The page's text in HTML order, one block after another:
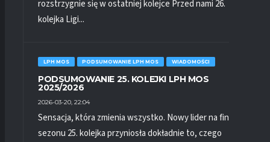
rozstrzygnie się w ostatniej kolejce Przed nami 26.
kolejka Ligi...
LPH MOS PODSUMOWANIE LPH MOS WIADOMOŚCI
PODSUMOWANIE 25. KOLEJKI LPH MOS
2025/2026
2026-03-20, 22:04
Sensacja, która zmienia wszystko. Nowy lider na finiszu
sezonu 25. kolejka przyniosła dokładnie to, czego